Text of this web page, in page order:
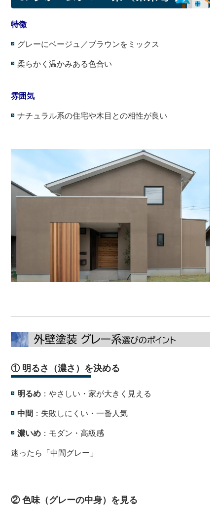
特徴
グレーにベージュ／ブラウンをミックス
柔らかく温かみある色合い
雰囲気
ナチュラル系の住宅や木目との相性が良い
① 明るさ（濃さ）を決める
明るめ ：やさしい・家が大きく見える
中間 ：失敗しにくい・一番人気
濃いめ ：モダン・高級感
迷ったら「中間グレー」
② 色味（グレーの中身）を見る